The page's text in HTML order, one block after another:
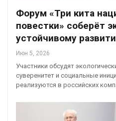
Форум «Три кита
повестки» соберёт
устойчивому
Июн 5, 2026
Участники обсудят
суверенитет и социальные
реализуются в российских